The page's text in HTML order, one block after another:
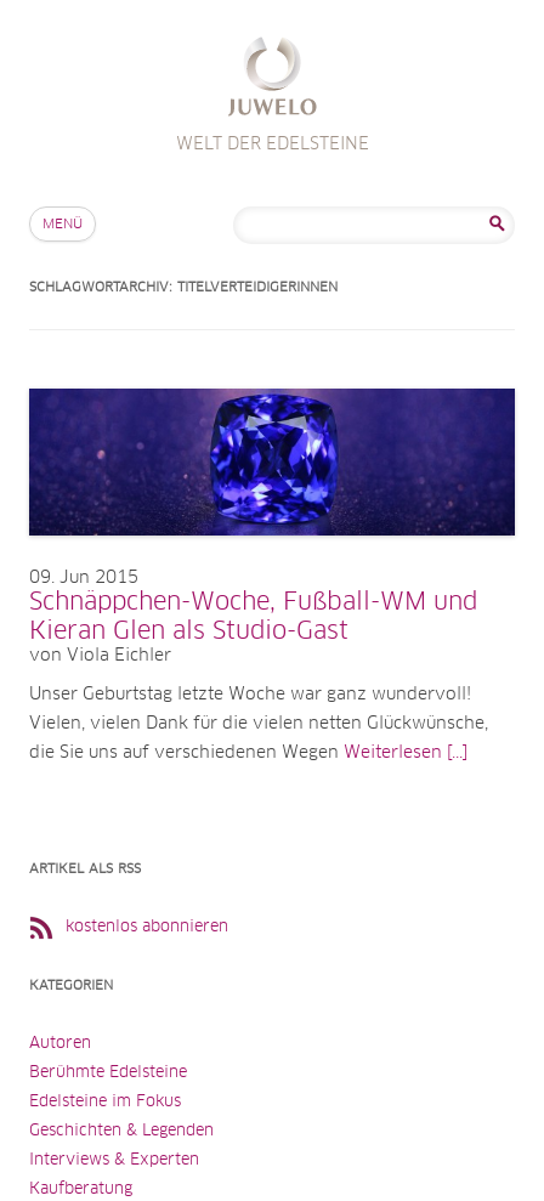
WELT DER EDELSTEINE
MENÜ
SCHLAGWORTARCHIV: TITELVERTEIDIGERINNEN
09 Jun 2015
Schnäppchen-Woche, Fußball-WM und
Kieran Glen als Studio-Gast
von Viola Eichler
Unser Geburtstag letzte Woche war ganz wundervoll!
Vielen, vielen Dank für die vielen netten Glückwünsche,
die Sie uns auf verschiedenen Wegen Weiterlesen [...]
ARTIKEL ALS RSS
kostenlos abonnieren
KATEGORIEN
Autoren
Berühmte Edelsteine
Edelsteine im Fokus
Geschichten & Legenden
Interviews & Experten
Kaufberatung